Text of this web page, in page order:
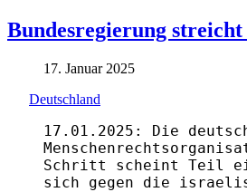
Bundesregierung
17. Januar 2025
Deutschland
17.01.2025: Die
Schritt scheint Teil
sich gegen die